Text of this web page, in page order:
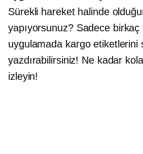
Sürekli hareket halinde
yapıyorsunuz? Sadece birkaç
uygulamada kargo etiketlerini
yazdırabilirsiniz! Ne kadar
izleyin!